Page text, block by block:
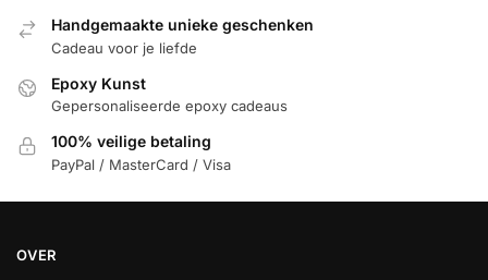
Handgemaakte unieke geschenken
Cadeau voor je liefde
Epoxy Kunst
Gepersonaliseerde epoxy cadeaus
100% veilige betaling
PayPal / MasterCard / Visa
OVER